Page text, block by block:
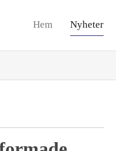
Hem Nyheter